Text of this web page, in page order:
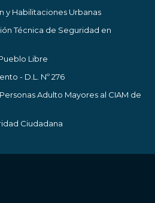
y Habilitaciones Urbanas
Técnica de Seguridad en
Libre
- D.L. Nº 276
Adulto Mayores al CIAM de
Ciudadana